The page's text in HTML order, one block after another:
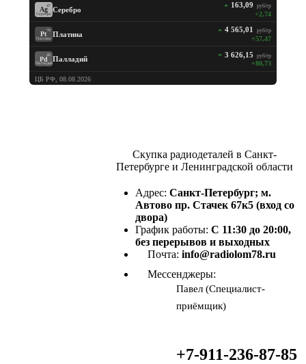
47
Ag
Серебро Серебро
163,09 руб/гр
+2,74
78
Pt
Платина Платина
4 565,01 руб/гр
+57,47
46
Pd
ПалладийПалладий
3 626,15 руб/гр
+80,73
ЦБ РФ, 08.08.2026
Скупка радиодеталей в Санкт-
Петербурге и Ленинградской области
Адрес: Санкт-Петербург; м.
Автово пр. Стачек 67к5 (вход со
двора)
График работы: С 11:30 до 20:00,
без перерывов и выходных
Почта: info@radiolom78.ru
Мессенджеры:
Павел (Специалист-
приёмщик)
+7-911-236-87-85